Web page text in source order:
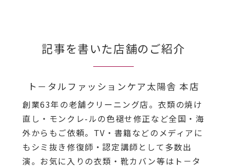
記事を書いた店舗のご紹介
ト－タルファッションケア太陽舎 本店
創業63年の老舗クリーニング店。衣類の焼け
直し・モンクレ-ルの色褪せ修正など全国・海
外からもご依頼。TV・書籍などのメディアに
もシミ抜き修復師・認定講師として多数出
演。お気に入りの衣類・靴カバン等はト－タ